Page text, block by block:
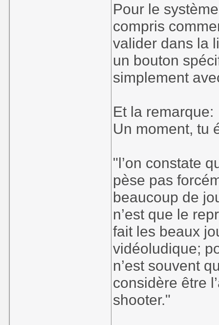
Pour le
compris
valider dans la
un bouton
simplement
Et la remarque:
Un moment, tu
"l’on constate
pèse pas
beaucoup de
n’est que le
fait les beaux
vidéoludique;
n’est souvent
considère être
shooter."